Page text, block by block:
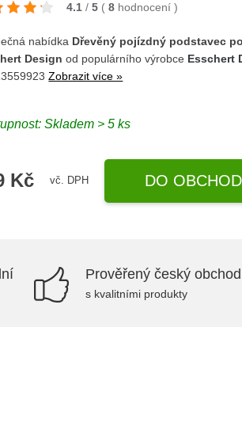
4.1 / 5 ( 8 hodnocení)
nabídka Dřevěný pojízdný podstavec
Design od populárního výrobce Esschert
Zobrazit více »
Skladem > 5 ks
Kč vč. DPH DO
Prověřený český obchod
s kvalitními produkty